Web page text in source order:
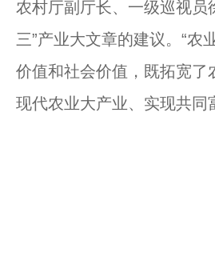
农村厅副厅长、一级巡视员
三”产业大文章的建议。“农
价值和社会价值，既拓宽
现代农业大产业、实现共